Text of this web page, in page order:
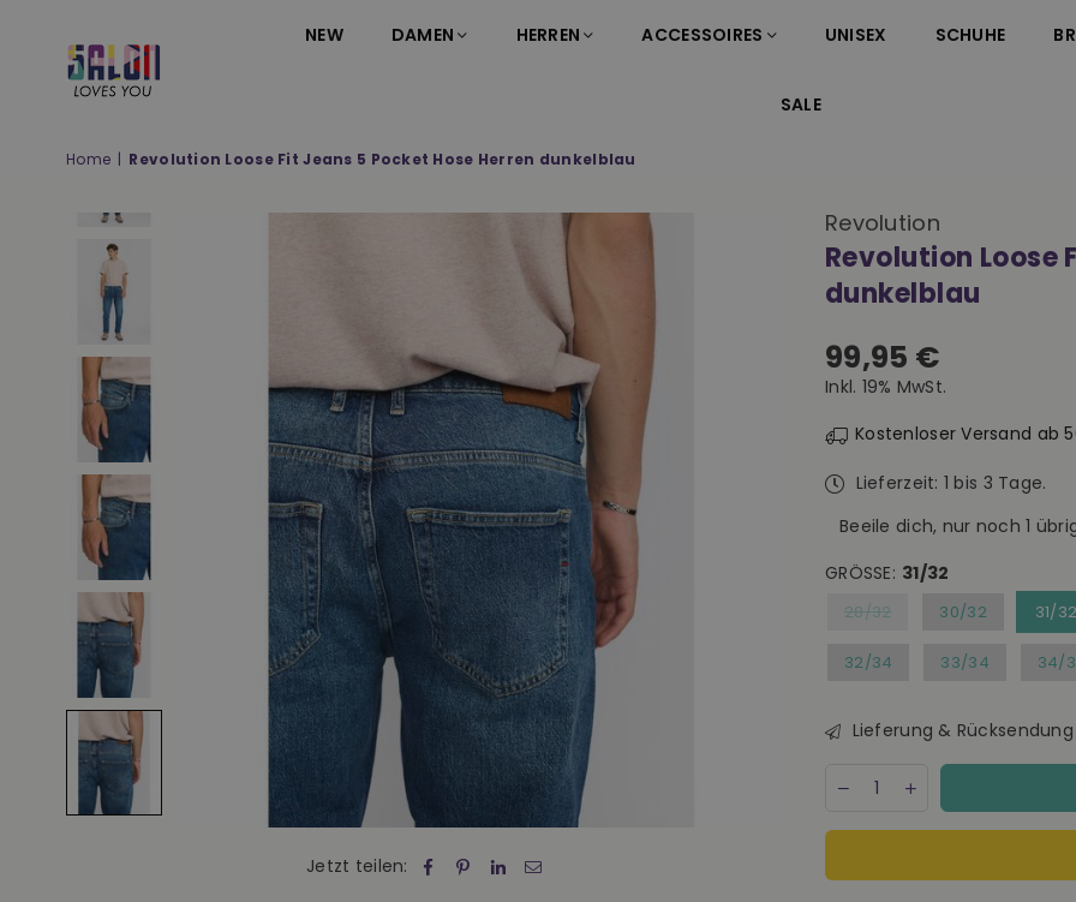
YOU
NEW DAMEN HERREN ACCESSOIRES UNISEX SCHUHE
SALE
Home | Revolution Loose Fit Jeans 5 Pocket Hose Herren dunkelblau
Jetzt teilen:
Revolution
Revolution Loose
dunkelblau
Normaler
Preis
99,95 €
Inkl. 19% MwSt.
Kostenloser Versand ab
Lieferzeit: 1 bis 3 Tage.
Beeile dich, nur noch1
GRÖSSE: 31/32
28/32 30/32 31/32
32/34 33/34 34/
Lieferung & Rücksendung
Decrease
for
Increase
quantity
for